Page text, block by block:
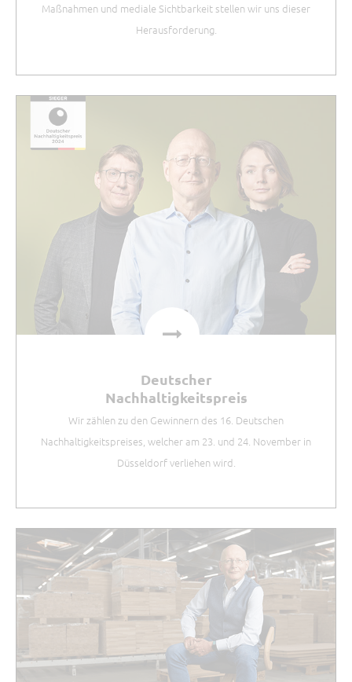
Maßnahmen und mediale Sichtbarkeit stellen wir uns dieser
Herausforderung.
Deutscher
Nachhaltigkeitspreis
Wir zählen zu den Gewinnern des 16. Deutschen
Nachhaltigkeitspreises, welcher am 23. und 24. November in
Düsseldorf verliehen wird.